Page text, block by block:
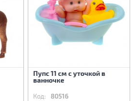
Пупс 11 см с уточкой в
ванночке
Код: 80516